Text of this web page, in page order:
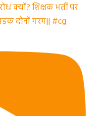
क्यों? शिक्षक भर्ती पर
दोनों गरम|| #cg